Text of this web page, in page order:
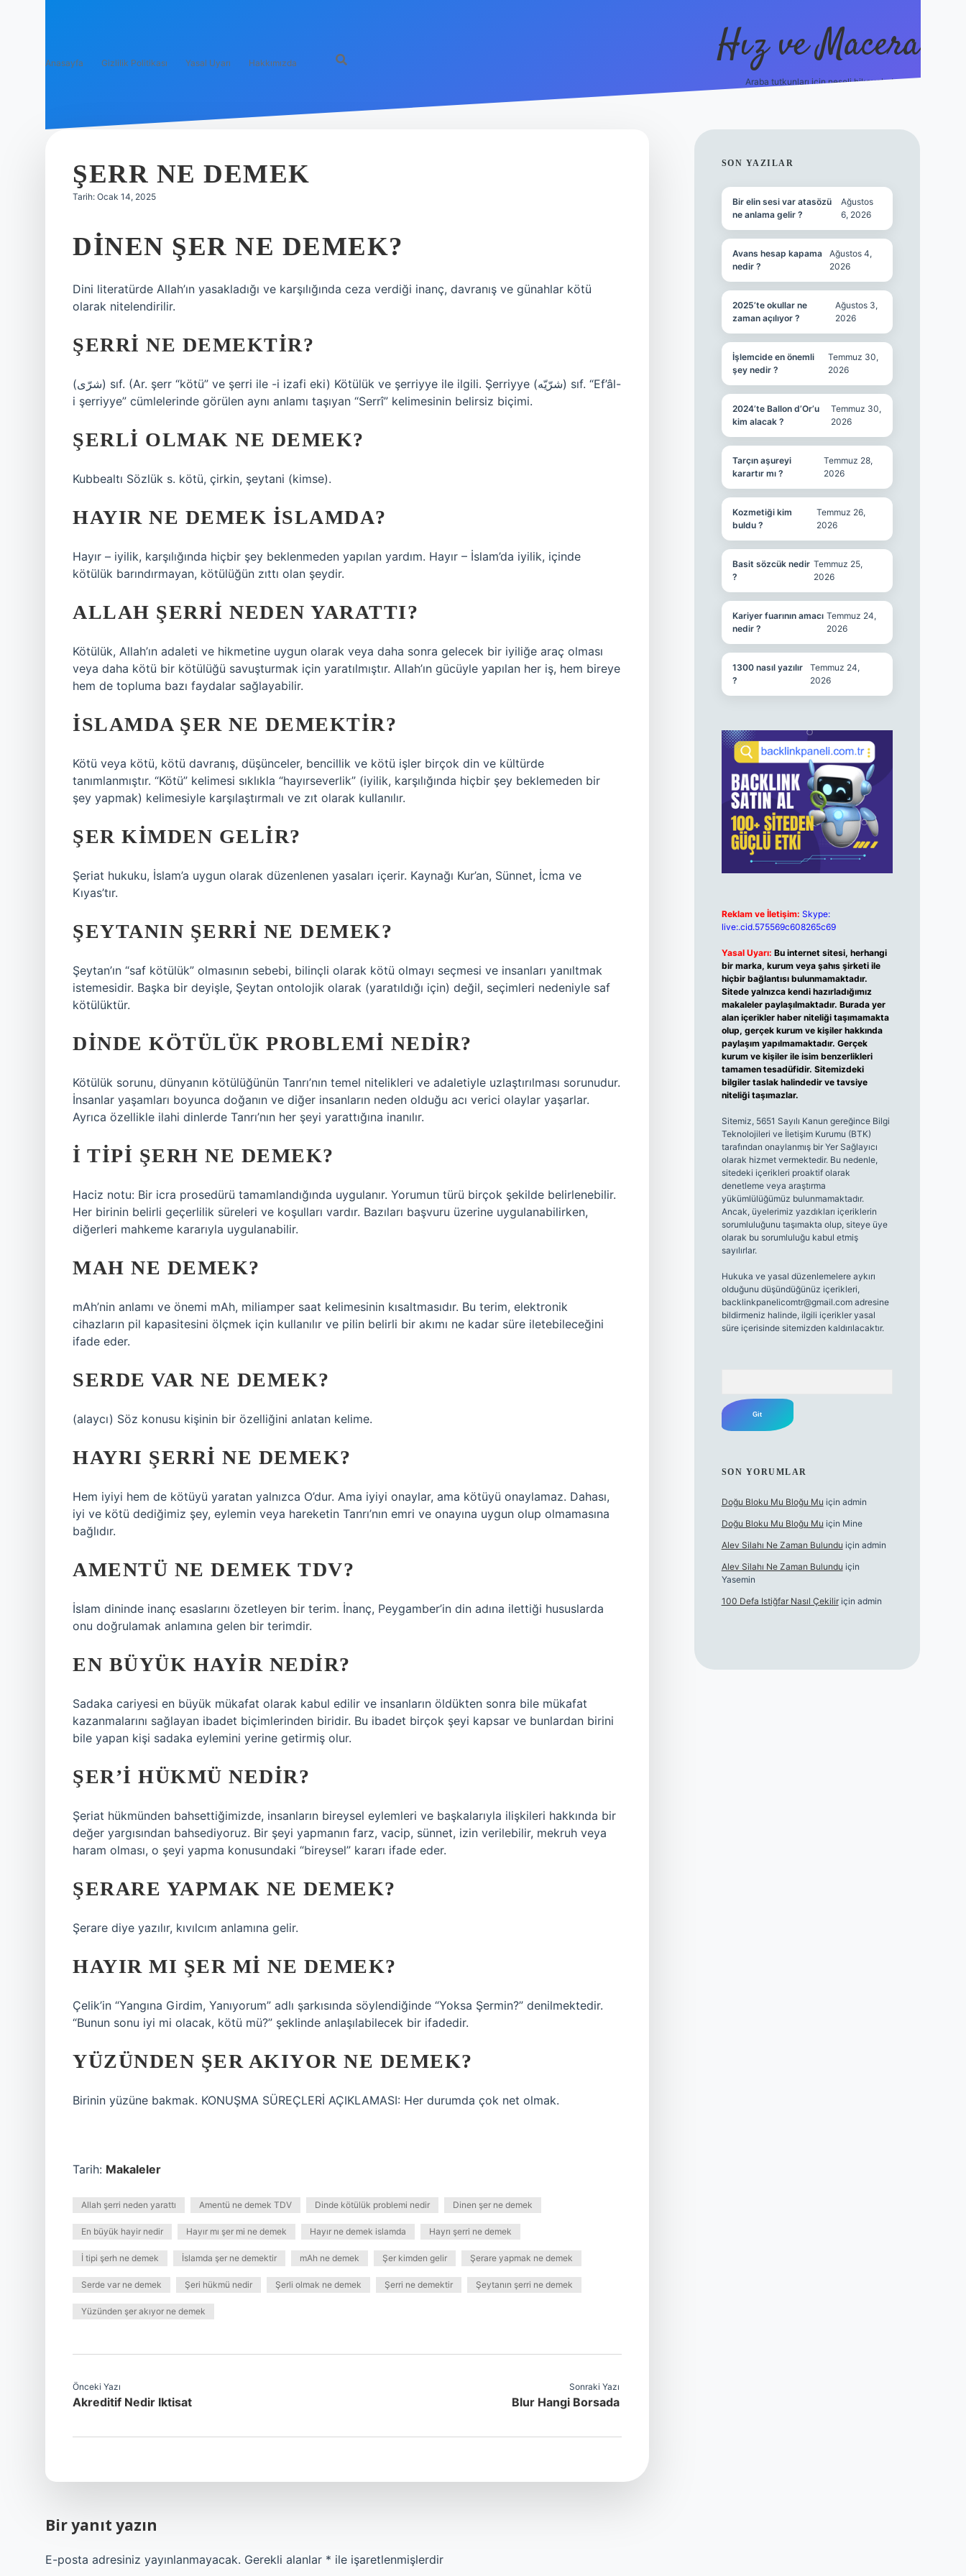
Anasayfa Gizlilik Politikası Yasal Uyarı Hakkımızda Hız ve Macera
Araba tutkunları için neşeli hikayeler!
ŞERR NE DEMEK
Tarih: Ocak 14, 2025
DINEN ŞER NE DEMEK?
Dini literatürde Allah’ın yasakladığı ve karşılığında ceza verdiği inanç, davranış ve günahlar kötü
olarak nitelendirilir.
ŞERRI NE DEMEKTIR?
(ﺷﺮّﻯ) sıf. (Ar. şerr “kötü” ve şerrі ile -і izafi eki) Kötülük ve şerriyye ile ilgili. Şerriyye (ﺷﺮّﻳّﻪ) sıf. “Ef’âl-
i şerriyye” cümlelerinde görülen aynı anlamı taşıyan “Serrî” kelimesinin belirsiz biçimi.
ŞERLI OLMAK NE DEMEK?
Kubbealtı Sözlük s. kötü, çirkin, şeytani (kimse).
HAYIR NE DEMEK ISLAMDA?
Hayır – iyilik, karşılığında hiçbir şey beklenmeden yapılan yardım. Hayır – İslam’da iyilik, içinde
kötülük barındırmayan, kötülüğün zıttı olan şeydir.
ALLAH ŞERRI NEDEN YARATTI?
Kötülük, Allah’ın adaleti ve hikmetine uygun olarak veya daha sonra gelecek bir iyiliğe araç olması
veya daha kötü bir kötülüğü savuşturmak için yaratılmıştır. Allah’ın gücüyle yapılan her iş, hem bireye
hem de topluma bazı faydalar sağlayabilir.
İSLAMDA ŞER NE DEMEKTIR?
Kötü veya kötü, kötü davranış, düşünceler, bencillik ve kötü işler birçok din ve kültürde
tanımlanmıştır. “Kötü” kelimesi sıklıkla “hayırseverlik” (iyilik, karşılığında hiçbir şey beklemeden bir
şey yapmak) kelimesiyle karşılaştırmalı ve zıt olarak kullanılır.
ŞER KIMDEN GELIR?
Şeriat hukuku, İslam’a uygun olarak düzenlenen yasaları içerir. Kaynağı Kur’an, Sünnet, İcma ve
Kıyas’tır.
ŞEYTANIN ŞERRI NE DEMEK?
Şeytan’ın “saf kötülük” olmasının sebebi, bilinçli olarak kötü olmayı seçmesi ve insanları yanıltmak
istemesidir. Başka bir deyişle, Şeytan ontolojik olarak (yaratıldığı için) değil, seçimleri nedeniyle saf
kötülüktür.
DINDE KÖTÜLÜK PROBLEMI NEDIR?
Kötülük sorunu, dünyanın kötülüğünün Tanrı’nın temel nitelikleri ve adaletiyle uzlaştırılması sorunudur.
İnsanlar yaşamları boyunca doğanın ve diğer insanların neden olduğu acı verici olaylar yaşarlar.
Ayrıca özellikle ilahi dinlerde Tanrı’nın her şeyi yarattığına inanılır.
İ TIPI ŞERH NE DEMEK?
Haciz notu: Bir icra prosedürü tamamlandığında uygulanır. Yorumun türü birçok şekilde belirlenebilir.
Her birinin belirli geçerlilik süreleri ve koşulları vardır. Bazıları başvuru üzerine uygulanabilirken,
diğerleri mahkeme kararıyla uygulanabilir.
MAH NE DEMEK?
mAh’nin anlamı ve önemi mAh, miliamper saat kelimesinin kısaltmasıdır. Bu terim, elektronik
cihazların pil kapasitesini ölçmek için kullanılır ve pilin belirli bir akımı ne kadar süre iletebileceğini
ifade eder.
SERDE VAR NE DEMEK?
(alaycı) Söz konusu kişinin bir özelliğini anlatan kelime.
HAYRI ŞERRI NE DEMEK?
Hem iyiyi hem de kötüyü yaratan yalnızca O’dur. Ama iyiyi onaylar, ama kötüyü onaylamaz. Dahası,
iyi ve kötü dediğimiz şey, eylemin veya hareketin Tanrı’nın emri ve onayına uygun olup olmamasına
bağlıdır.
AMENTÜ NE DEMEK TDV?
İslam dininde inanç esaslarını özetleyen bir terim. İnanç, Peygamber’in din adına ilettiği hususlarda
onu doğrulamak anlamına gelen bir terimdir.
EN BÜYÜK HAYIR NEDIR?
Sadaka cariyesi en büyük mükafat olarak kabul edilir ve insanların öldükten sonra bile mükafat
kazanmalarını sağlayan ibadet biçimlerinden biridir. Bu ibadet birçok şeyi kapsar ve bunlardan birini
bile yapan kişi sadaka eylemini yerine getirmiş olur.
ŞER’I HÜKMÜ NEDIR?
Şeriat hükmünden bahsettiğimizde, insanların bireysel eylemleri ve başkalarıyla ilişkileri hakkında bir
değer yargısından bahsediyoruz. Bir şeyi yapmanın farz, vacip, sünnet, izin verilebilir, mekruh veya
haram olması, o şeyi yapma konusundaki “bireysel” kararı ifade eder.
ŞERARE YAPMAK NE DEMEK?
Şerare diye yazılır, kıvılcım anlamına gelir.
HAYIR MI ŞER MI NE DEMEK?
Çelik’in “Yangına Girdim, Yanıyorum” adlı şarkısında söylendiğinde “Yoksa Şermin?” denilmektedir.
“Bunun sonu iyi mi olacak, kötü mü?” şeklinde anlaşılabilecek bir ifadedir.
YÜZÜNDEN ŞER AKIYOR NE DEMEK?
Birinin yüzüne bakmak. KONUŞMA SÜREÇLERİ AÇIKLAMASI: Her durumda çok net olmak.
Tarih: Makaleler
Allah şerri neden yarattı Amentü ne demek TDV Dinde kötülük problemi nedir Dinen şer ne demek
En büyük hayir nedir Hayır mı şer mi ne demek Hayır ne demek islamda Hayrı şerri ne demek
İ tipi şerh ne demek İslamda şer ne demektir mAh ne demek Şer kimden gelir Şerare yapmak ne demek
Serde var ne demek Şeri hükmü nedir Şerli olmak ne demek Şerri ne demektir Şeytanın şerri ne demek
Yüzünden şer akıyor ne demek
Önceki Yazı
Akreditif Nedir Iktisat
Sonraki Yazı
Blur Hangi Borsada
Bir yanıt yazın
E-posta adresiniz yayınlanmayacak. Gerekli alanlar * ile işaretlenmişlerdir
SIDEBAR
SON YAZILAR
Bir elin sesi var atasözü
ne anlama gelir ?
Ağustos
6, 2026
Avans hesap kapama
nedir ?
Ağustos 4,
2026
2025’te okullar ne
zaman açılıyor ?
Ağustos 3,
2026
İşlemcide en önemli
şey nedir ?
Temmuz 30,
2026
2024’te Ballon d’Or’u
kim alacak ?
Temmuz 30,
2026
Tarçın aşureyi
karartır mı ?
Temmuz 28,
2026
Kozmetiği kim
buldu ?
Temmuz 26,
2026
Basit sözcük nedir
?
Temmuz 25,
2026
Kariyer fuarının amacı
nedir ?
Temmuz 24,
2026
1300 nasıl yazılır
?
Temmuz 24,
2026
Reklam ve İletişim: Skype:
live:.cid.575569c608265c69
Yasal Uyarı: Bu internet sitesi, herhangi
bir marka, kurum veya şahıs şirketi ile
hiçbir bağlantısı bulunmamaktadır.
Sitede yalnızca kendi hazırladığımız
makaleler paylaşılmaktadır. Burada yer
alan içerikler haber niteliği taşımamakta
olup, gerçek kurum ve kişiler hakkında
paylaşım yapılmamaktadır. Gerçek
kurum ve kişiler ile isim benzerlikleri
tamamen tesadüfidir. Sitemizdeki
bilgiler taslak halindedir ve tavsiye
niteliği taşımazlar.
Sitemiz, 5651 Sayılı Kanun gereğince Bilgi
Teknolojileri ve İletişim Kurumu (BTK)
tarafından onaylanmış bir Yer Sağlayıcı
olarak hizmet vermektedir. Bu nedenle,
sitedeki içerikleri proaktif olarak
denetleme veya araştırma
yükümlülüğümüz bulunmamaktadır.
Ancak, üyelerimiz yazdıkları içeriklerin
sorumluluğunu taşımakta olup, siteye üye
olarak bu sorumluluğu kabul etmiş
sayılırlar.
Hukuka ve yasal düzenlemelere aykırı
olduğunu düşündüğünüz içerikleri,
backlinkpanelicomtr@gmail.comadresine
bildirmeniz halinde, ilgili içerikler yasal
süre içerisinde sitemizden kaldırılacaktır.
SON YORUMLAR
Doğu Bloku Mu Bloğu Mu için admin
Doğu Bloku Mu Bloğu Mu için Mine
Alev Silahı Ne Zaman Bulundu için admin
Alev Silahı Ne Zaman Bulundu için
Yasemin
100 Defa Istiğfar Nasıl Çekiliriçin admin
hiltonbet